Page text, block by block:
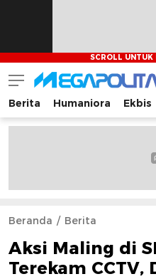
Megapolitan.co
Menyajikan berita-
Berita Humaniora Ekbis
Beranda Berita
Aksi Maling di
Terekam